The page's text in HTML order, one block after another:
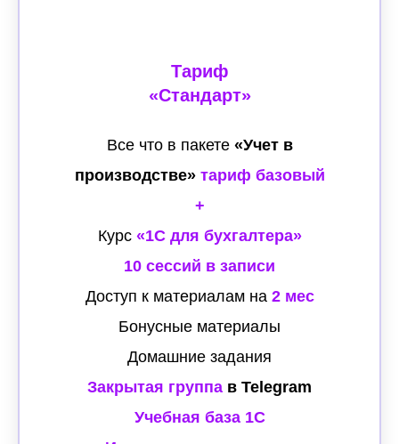
Тариф
«Стандарт»
Все что в пакете «Учет в
производстве» тариф базовый
+
Курс «1С для бухгалтера»
10 сессий в записи
Доступ к материалам на 2 мес
Бонусные материалы
Домашние задания
Закрытая группа в Telegram
Учебная база 1С